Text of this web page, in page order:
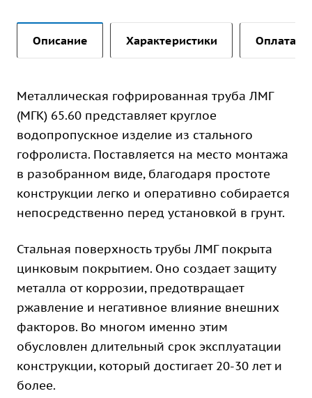
Описание Характеристики Оплата и
Металлическая гофрированная труба ЛМГ
(МГК) 65.60 представляет круглое
водопропускное изделие из стального
гофролиста. Поставляется на место монтажа
в разобранном виде, благодаря простоте
конструкции легко и оперативно собирается
непосредственно перед установкой в грунт.
Стальная поверхность трубы ЛМГ покрыта
цинковым покрытием. Оно создает защиту
металла от коррозии, предотвращает
ржавление и негативное влияние внешних
факторов. Во многом именно этим
обусловлен длительный срок эксплуатации
конструкции, который достигает 20-30 лет и
более.